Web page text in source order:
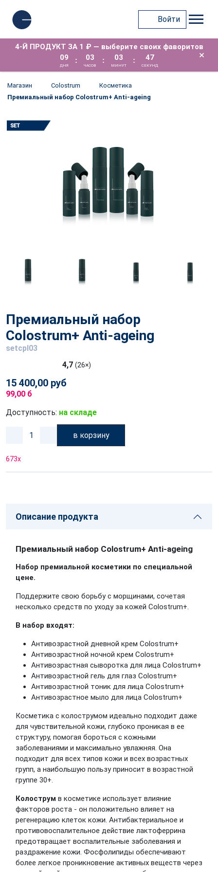
Войти
4-Й ПРОДУКТ ЗА 1 ₽ — выберите своих фаворитов
09
ДНЯ
: 03
ЧАСОВ
: 03
МИНУТ
: 47
СЕКУНД
×
Магазин Colostrum
Косметика
Премиальный набор Colostrum+ Anti-ageing
Премиальный набор
Colostrum+ Anti-ageing
setcpl03
4,7 (26×)
15 400,00 руб
99,00 б
Доступность: на складе
в корзину
673x
Описание продукта
Премиальный набор Colostrum+ Anti-ageing
Набор премиальной косметики по специальной
цене.
Поддержите свою борьбу с морщинами, сочетая
несколько средств по уходу за кожей Colostrum+.
В набор входят:
Антивозрастной дневной крем Colostrum+
Антивозрастной ночной крем Colostrum+
Антивозрастная сыворотка для лица Colostrum+
Антивозрастной гель для глаз Colostrum+
Антивозрастной тоник для лица Colostrum+
Антивозрастное мыло для лица Colostrum+
Косметика с колострумом идеально подходит даже
для чувствительной кожи, глубоко проникая в ее
структуру, помогая бороться с кожными
заболеваниями и максимально увлажняя. Она
подходит для всех типов кожи и всех возрастных
групп, а наибольшую пользу приносит в возрастной
группе 30+.
Колострум в косметике использует влияние
факторов роста - он положительно влияет на
регенерацию клеток кожи. Антибактериальное и
противовоспалительное действие лактоферрина
предотвращает воспалительные заболевания и
раздражение кожи. Фосфолипиды обеспечивают
более легкое проникновение активных веществ через